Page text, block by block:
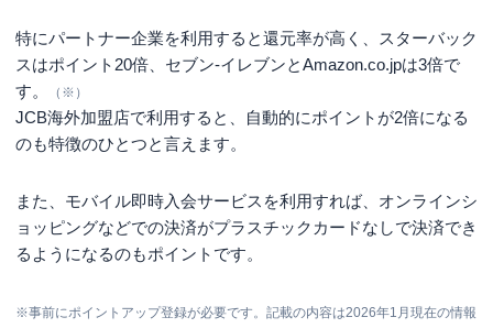
特にパートナー企業を利用すると還元率が高く、スターバック
スはポイント20倍、セブン‐イレブンとAmazon.co.jpは3倍で
す。
（※）
JCB海外加盟店で利用すると、自動的にポイントが2倍になる
のも特徴のひとつと言えます。
また、モバイル即時入会サービスを利用すれば、オンラインシ
ョッピングなどでの決済がプラスチックカードなしで決済でき
るようになるのもポイントです。
※事前にポイントアップ登録が必要です。記載の内容は2026年1月現在の情報